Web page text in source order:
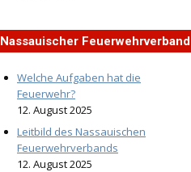
Nassauischer Feuerwehrverband
Welche Aufgaben hat die
Feuerwehr?
12. August 2025
Leitbild des Nassauischen
Feuerwehrverbands
12. August 2025